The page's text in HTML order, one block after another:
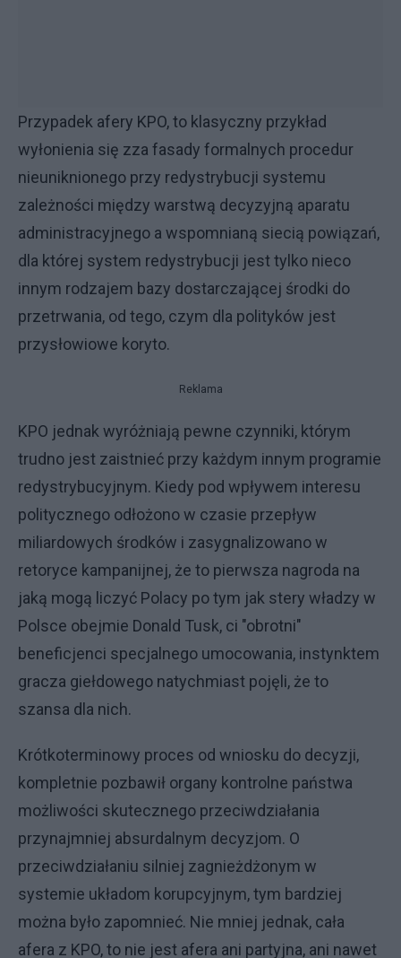
Przypadek afery KPO, to klasyczny przykład
wyłonienia się zza fasady formalnych procedur
nieuniknionego przy redystrybucji systemu
zależności między warstwą decyzyjną aparatu
administracyjnego a wspomnianą siecią powiązań,
dla której system redystrybucji jest tylko nieco
innym rodzajem bazy dostarczającej środki do
przetrwania, od tego, czym dla polityków jest
przysłowiowe koryto.
Reklama
KPO jednak wyróżniają pewne czynniki, którym
trudno jest zaistnieć przy każdym innym programie
redystrybucyjnym. Kiedy pod wpływem interesu
politycznego odłożono w czasie przepływ
miliardowych środków i zasygnalizowano w
retoryce kampanijnej, że to pierwsza nagroda na
jaką mogą liczyć Polacy po tym jak stery władzy w
Polsce obejmie Donald Tusk, ci "obrotni"
beneficjenci specjalnego umocowania, instynktem
gracza giełdowego natychmiast pojęli, że to
szansa dla nich.
Krótkoterminowy proces od wniosku do decyzji,
kompletnie pozbawił organy kontrolne państwa
możliwości skutecznego przeciwdziałania
przynajmniej absurdalnym decyzjom. O
przeciwdziałaniu silniej zagnieżdżonym w
systemie układom korupcyjnym, tym bardziej
można było zapomnieć. Nie mniej jednak, cała
afera z KPO, to nie jest afera ani partyjna, ani nawet